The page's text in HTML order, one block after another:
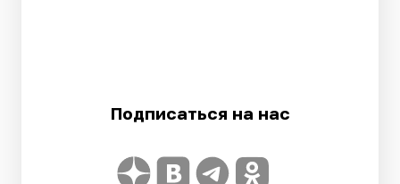
Подписаться на нас